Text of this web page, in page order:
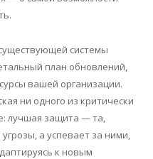
системы
план обновлений,
вашей организации.
ни одного из критически
лучшая защита — та,
а успевает за ними,
к новым